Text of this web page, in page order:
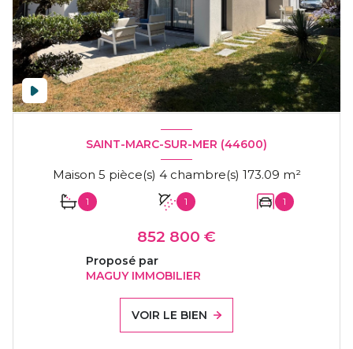
SAINT-MARC-SUR-MER (44600)
Maison 5 pièce(s) 4 chambre(s) 173.09 m²
1 1 1
852 800 €
Proposé par
MAGUY IMMOBILIER
VOIR LE BIEN